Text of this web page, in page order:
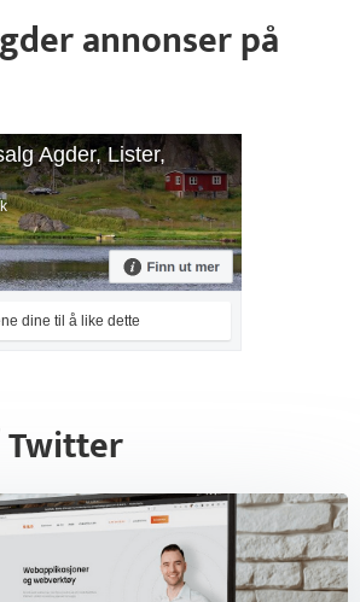
annonser på
Agder, Lister,
dine til å like dette
Twitter